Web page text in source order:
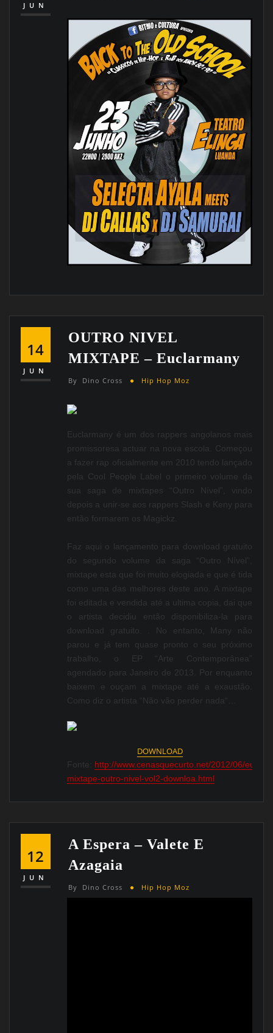
JUN
14
JUN
OUTRO NIVEL
MIXTAPE – Euclarmany
By Dino Cross Hip Hop Moz
Euclarmany é um dos rappers angolanos mais
promissoresa actuar na nova escola. Começou
a fazer rap oficialmente em 2010 tendo lançado
pela Cool People Label o primeiro volume da
sua saga de mixtapes “Outro Nível”, vindo
depois a unir-se aos rappers Slash e Keny para
então formarem os Magickz.
Faz aqui o lançamento para download gratuito
do segundo volume da saga “Outro Nível”,
mixtape esta que foi muito elogiada e que é tida
como uma das melhores deste ano. A mixtape
foi editada e vendida até a ultima copia, dai que
o artista decidiu então disponibiliza-la para
download gratuito. . No entanto, Many não
parou e já tem quase pronto o seu próximo
trabalho, o EP “Arte Contemporânea”
agendado para Janeiro de 2013. Por enquanto
baixem e ouçam a mixtape até a exaustão.
Como diz o artista “Não vão perder nada“…
DOWNLOAD
Fonte:
http://www.cenasquecurto.net/2012/06/
mixtape-outro-nivel-vol2-downloa.html
12
JUN
A Espera – Valete E
Azagaia
By Dino Cross Hip Hop Moz